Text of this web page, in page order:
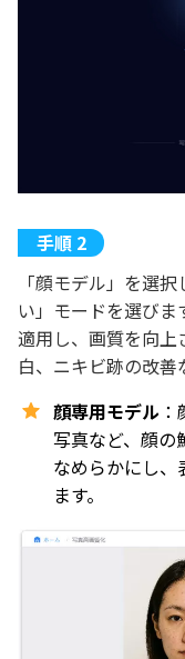
「顔モデル」を選
い」モードを選び
適用し、画質を向上
白、ニキビ跡の改善
顔専用モデル
写真など、顔の
なめらかにし
ます。